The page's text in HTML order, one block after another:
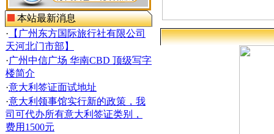
本站最新消息
· 【广州东方国际旅行社有限公司
天河北门市部】
·广州中信广场 华南CBD 顶级写字
楼简介
·意大利签证面试地址
·意大利领事馆实行新的政策，我
司可代办所有意大利签证类别，
费用1500元